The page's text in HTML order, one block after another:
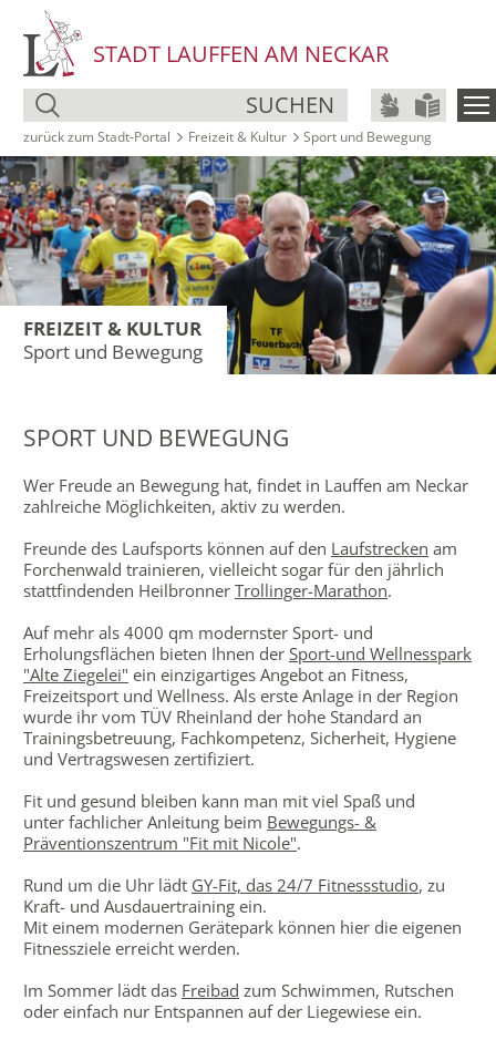
STADT LAUFFEN AM NECKAR
SUCHEN
zurück zum Stadt‑Portal Freizeit & Kultur Sport und Bewegung
FREIZEIT & KULTUR
Sport und Bewegung
SPORT UND BEWEGUNG
Wer Freude an Bewegung hat, findet in Lauffen am Neckar
zahlreiche Möglichkeiten, aktiv zu werden.
Freunde des Laufsports können auf den Laufstrecken am
Forchenwald trainieren, vielleicht sogar für den jährlich
stattfindenden Heilbronner Trollinger-Marathon.
Auf mehr als 4000 qm modernster Sport- und
Erholungsflächen bieten Ihnen der Sport-und Wellnesspark
"Alte Ziegelei" ein einzigartiges Angebot an Fitness,
Freizeitsport und Wellness. Als erste Anlage in der Region
wurde ihr vom TÜV Rheinland der hohe Standard an
Trainingsbetreuung, Fachkompetenz, Sicherheit, Hygiene
und Vertragswesen zertifiziert.
Fit und gesund bleiben kann man mit viel Spaß und
unter fachlicher Anleitung beim Bewegungs- &
Präventionszentrum "Fit mit Nicole".
Rund um die Uhr lädt GY-Fit, das 24/7 Fitnessstudio, zu
Kraft- und Ausdauertraining ein.
Mit einem modernen Gerätepark können hier die eigenen
Fitnessziele erreicht werden.
Im Sommer lädt das Freibad zum Schwimmen, Rutschen
oder einfach nur Entspannen auf der Liegewiese ein.